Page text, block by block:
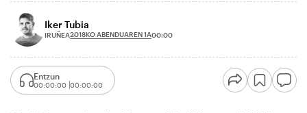
Iker Tubia
IRUÑEA2018KO ABENDUAREN 1A00:00
Entzun
00:00:00 00:00:00